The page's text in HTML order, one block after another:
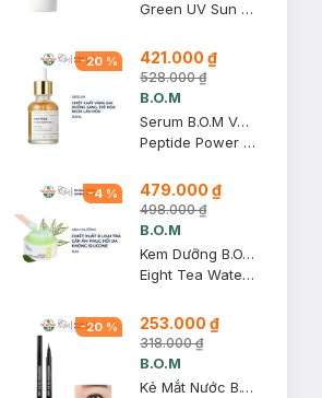
Green UV Sun Off SPF50+ PA++++
-20 % 421.000 ₫
528.000 ₫
B.O.M
Serum B.O.M Vàng 24K Làm Sáng Và Săn Chắc Da 30ml
Peptide Power Ampoule
-4 % 479.000 ₫
498.000 ₫
B.O.M
Kem Dưỡng B.O.M Chiết Xuất 8 Loại Trà Cấp Ẩm Da 50g
Eight Tea Water Capsule Cream
-20 % 253.000 ₫
318.000 ₫
B.O.M
Kẻ Mắt Nước B.O.M Lâu Trôi Màu Đen 01 Wonder Black 0.5g